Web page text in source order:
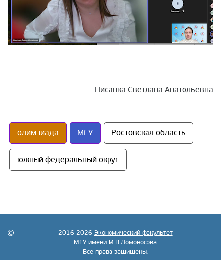
Писанка Светлана Анатольевна
олимпиада МГУ Ростовская область
южный федеральный округ
2016-2026 Экономический факультет
МГУ имени М.В.Ломоносова
Все права защищены.